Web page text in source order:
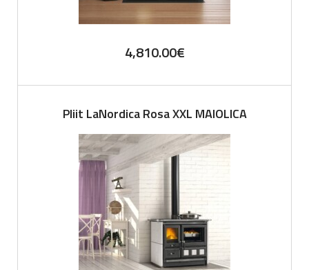
4,810.00€
Pliit LaNordica Rosa XXL MAIOLICA